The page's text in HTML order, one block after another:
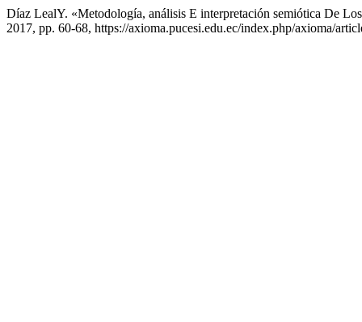
Díaz LealY. «Metodología, análisis E interpretación semiótica De
2017, pp. 60-68, https://axioma.pucesi.edu.ec/index.php/axioma/